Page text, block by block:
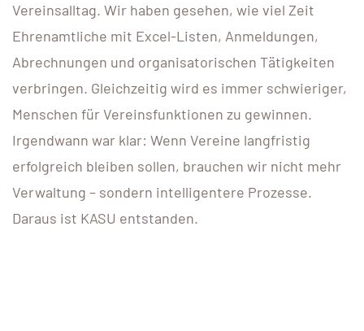
Vereinsalltag. Wir haben gesehen, wie viel Zeit
Ehrenamtliche mit Excel-Listen, Anmeldungen,
Abrechnungen und organisatorischen Tätigkeiten
verbringen. Gleichzeitig wird es immer schwieriger,
Menschen für Vereinsfunktionen zu gewinnen.
Irgendwann war klar: Wenn Vereine langfristig
erfolgreich bleiben sollen, brauchen wir nicht mehr
Verwaltung – sondern intelligentere Prozesse.
Daraus ist KASU entstanden.